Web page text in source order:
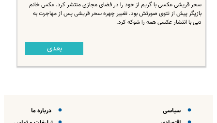
سحر قریشی عکسی با گریم از خود را در فضای مجازی منتشر کرد. عکس خانم
بازیگر پیش از تتوی صورتش بود. تغییر چهره سحر قریشی پس از مهاجرت به
دبی با انتشار عکسی همه را شوکه کرد.
بعدی
سیاسی
درباره ما